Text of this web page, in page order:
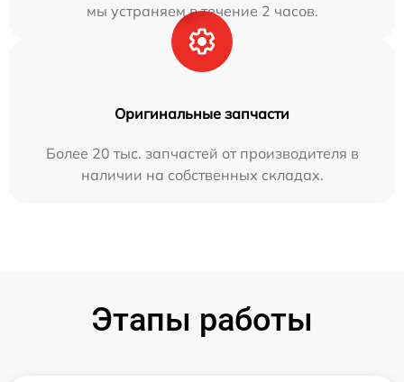
мы устраняем в течение 2 часов.
Оригинальные запчасти
Более 20 тыс. запчастей от производителя в
наличии на собственных складах.
Этапы работы